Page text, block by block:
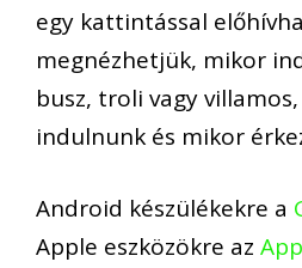
egy kattintással
megnézhetjük, mikor
busz, troli vagy
indulnunk és mikor
Android készülékekre a
Apple eszközökre az